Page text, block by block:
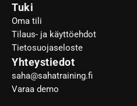
Tuki
Oma tili
Tilaus- ja käyttöehdot
Tietosuojaseloste
Yhteystiedot
saha@sahatraining.fi
Varaa demo